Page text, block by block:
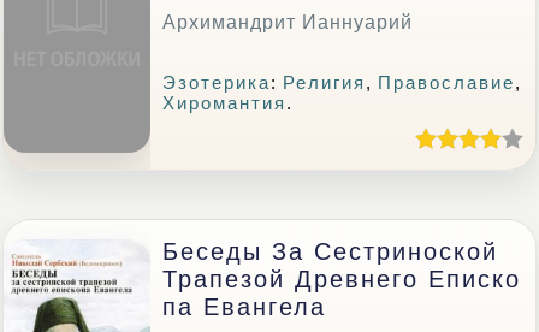
Архимандрит Ианнуарий
Эзотерика: Религия , Православие,
Хиромантия .
Беседы За Сестриноской
Трапезой Древнего Еписко
Па Евангела